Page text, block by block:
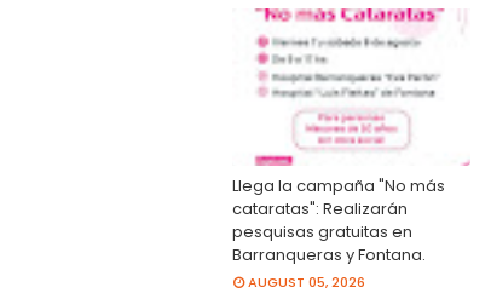
Llega la campaña "No más
cataratas": Realizarán
pesquisas gratuitas en
Barranqueras y Fontana.
AUGUST 05, 2026